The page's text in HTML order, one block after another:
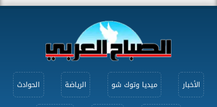
الأخبار ميديا وتوك شو الرياضة الحوادث